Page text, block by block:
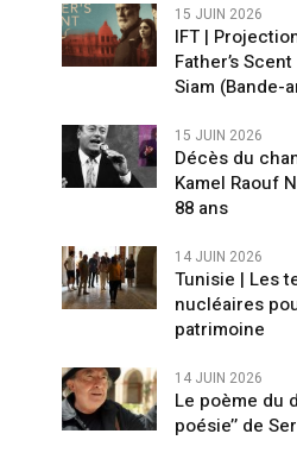
15 JUIN 2026
IFT |
Father’s
Siam (Bande-
15 JUIN 2026
Décès du
Kamel Raouf
88 ans
14 JUIN 2026
Tunisie | Les
nucléaires
patrimoine
14 JUIN 2026
Le poème du
poésie’’ de